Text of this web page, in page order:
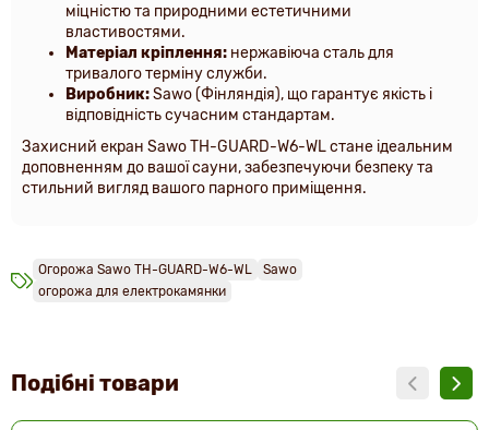
міцністю та природними естетичними
властивостями.
Матеріал кріплення: нержавіюча сталь для
тривалого терміну служби.
Виробник:Sawo (Фінляндія), що гарантує якість і
відповідність сучасним стандартам.
Захисний екран Sawo TH-GUARD-W6-WL стане ідеальним
доповненням до вашої сауни, забезпечуючи безпеку та
стильний вигляд вашого парного приміщення.
Огорожа Sawo TH-GUARD-W6-WL
Sawo
огорожа для електрокамянки
Подібні товари